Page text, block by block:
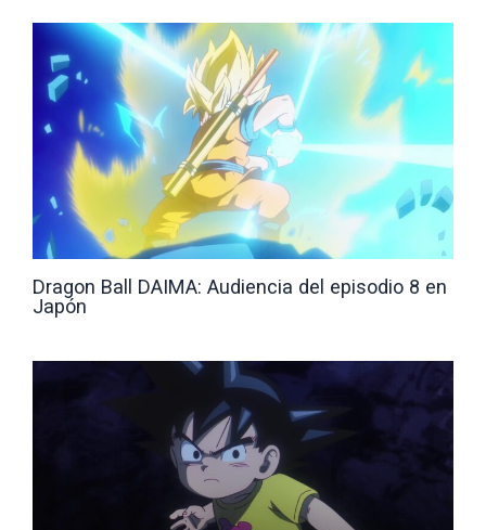
Dragon Ball DAIMA: Audiencia del episodio 8 en
Japón